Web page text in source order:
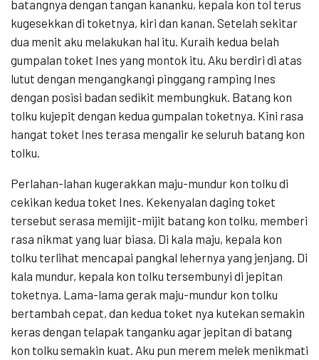
batangnya dengan tangan kananku, kepala kon tol terus
kugesekkan di toketnya, kiri dan kanan. Setelah sekitar
dua menit aku melakukan hal itu. Kuraih kedua belah
gumpalan toket Ines yang montok itu. Aku berdiri di atas
lutut dengan mengangkangi pinggang ramping Ines
dengan posisi badan sedikit membungkuk. Batang kon
tolku kujepit dengan kedua gumpalan toketnya. Kini rasa
hangat toket Ines terasa mengalir ke seluruh batang kon
tolku.
Perlahan-lahan kugerakkan maju-mundur kon tolku di
cekikan kedua toket Ines. Kekenyalan daging toket
tersebut serasa memijit-mijit batang kon tolku, memberi
rasa nikmat yang luar biasa. Di kala maju, kepala kon
tolku terlihat mencapai pangkal lehernya yang jenjang. Di
kala mundur, kepala kon tolku tersembunyi di jepitan
toketnya. Lama-lama gerak maju-mundur kon tolku
bertambah cepat, dan kedua toket nya kutekan semakin
keras dengan telapak tanganku agar jepitan di batang
kon tolku semakin kuat. Aku pun merem melek menikmati